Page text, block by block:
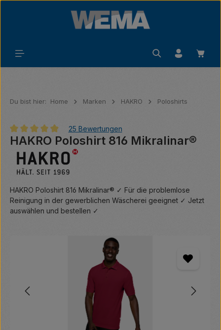
Zum Hauptinhalt springen
Du bist hier: Home Marken HAKRO Poloshirts
Durchschnittliche Bewertung von 4.92 von 5 Sternen
25 Bewertungen
HAKRO Poloshirt 816 Mikralinar®
HAKRO Poloshirt 816 Mikralinar® ✓ Für die problemlose
Reinigung in der gewerblichen Wäscherei geeignet ✓ Jetzt
auswählen und bestellen ✓